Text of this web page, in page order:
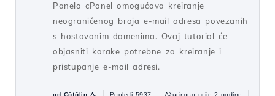
Panela cPanel omogućava kreiranje
neograničenog broja e-mail adresa povezanih
s hostovanim domenima. Ovaj tutorial će
objasniti korake potrebne za kreiranje i
pristupanje e-mail adresi.